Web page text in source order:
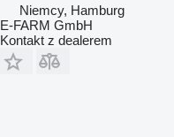
Niemcy, Hamburg
E-FARM GmbH
Kontakt z dealerem